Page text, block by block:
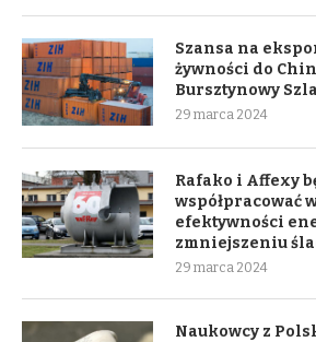
Szansa na
żywności do
Bursztynowy
29 marca 2024
Rafako i Affexy
współpracować
efektywności
zmniejszeniu
29 marca 2024
Naukowcy z